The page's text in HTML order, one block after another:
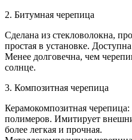
2. Битумная черепица
Сделана из стекловолокна,
простая в установке.
Менее долговечна, чем
солнце.
3. Композитная черепица
Керамокомпозитная
полимеров. Имитирует
более легкая и прочная.